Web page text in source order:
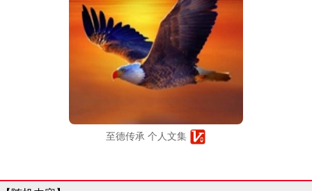
至德传承 个人文集